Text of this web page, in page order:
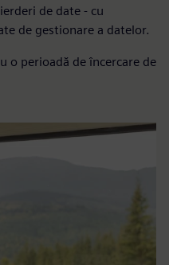
de date - cu
de gestionare a datelor.
o perioadă de încercare de